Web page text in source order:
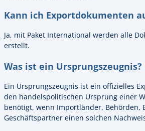
Kann ich Exportdokumenten
Ja, mit Paket International werden alle
erstellt.
Was ist ein Ursprungszeugnis?
Ein Ursprungszeugnis ist ein offizielles
den handelspolitischen Ursprung einer
benötigt, wenn Importländer, Behörden,
Geschäftspartner einen solchen